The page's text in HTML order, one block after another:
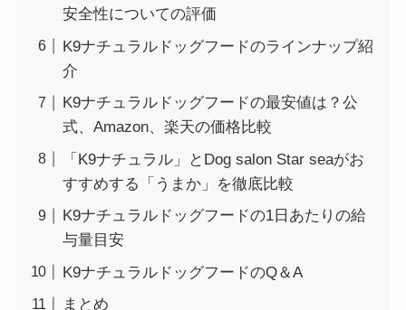
安全性についての評価
K9ナチュラルドッグフードのラインナップ紹
介
K9ナチュラルドッグフードの最安値は？公
式、Amazon、楽天の価格比較
「K9ナチュラル」とDog salon Star seaがお
すすめする「うまか」を徹底比較
K9ナチュラルドッグフードの1日あたりの給
与量目安
K9ナチュラルドッグフードのQ＆A
まとめ